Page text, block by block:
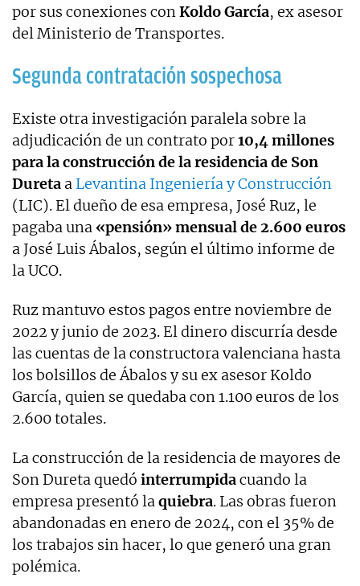
por sus conexiones conKoldo García, ex asesor
del Ministerio de Transportes.
Segunda contratación sospechosa
Existe otra investigación paralela sobre la
adjudicación de un contrato por10,4 millones
para la construcción de la residencia de Son
Dureta a Levantina Ingeniería y Construcción
(LIC). El dueño de esa empresa, José Ruz, le
pagaba una «pensión» mensual de 2.600 euros
a José Luis Ábalos, según el último informe de
la UCO.
Ruz mantuvo estos pagos entre noviembre de
2022 y junio de 2023. El dinero discurría desde
las cuentas de la constructora valenciana hasta
los bolsillos de Ábalos y su ex asesor Koldo
García, quien se quedaba con 1.100 euros de los
2.600 totales.
La construcción de la residencia de mayores de
Son Dureta quedó interrumpidacuando la
empresa presentó laquiebra. Las obras fueron
abandonadas en enero de 2024, con el 35% de
los trabajos sin hacer, lo que generó una gran
polémica.